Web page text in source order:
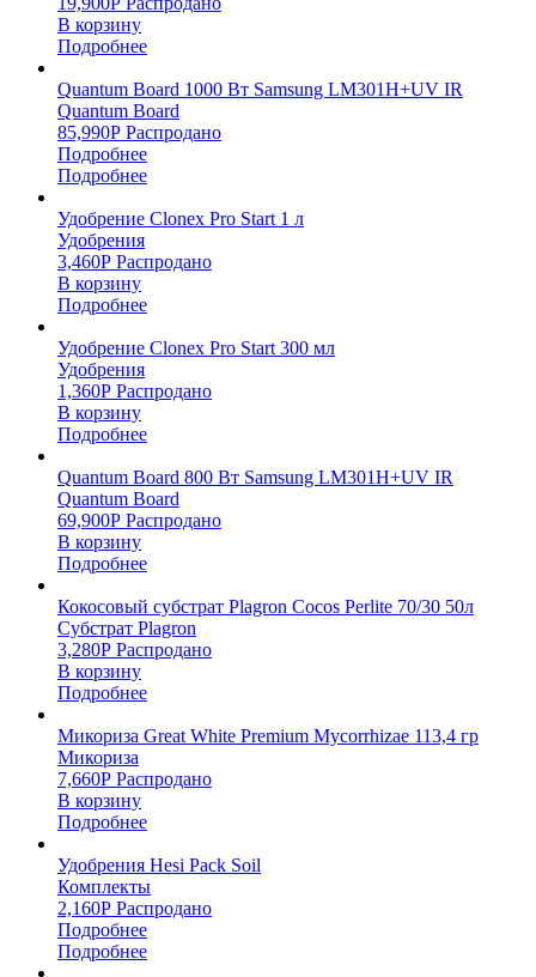
В корзину
Подробнее
Quantum Board 1000 Вт Samsung LM301H+UV IR
Quantum Board
85,990Р Распродано
Подробнее
Подробнее
Удобрение Clonex Pro Start 1 л
Удобрения
3,460Р Распродано
В корзину
Подробнее
Удобрение Clonex Pro Start 300 мл
Удобрения
1,360Р Распродано
В корзину
Подробнее
Quantum Board 800 Вт Samsung LM301H+UV IR
Quantum Board
69,900Р Распродано
В корзину
Подробнее
Кокосовый субстрат Plagron Cocos Perlite 70/30 50л
Субстрат Plagron
3,280Р Распродано
В корзину
Подробнее
Микориза Great White Premium Mycorrhizae 113,4 гр
Микориза
7,660Р Распродано
В корзину
Подробнее
Удобрения Hesi Pack Soil
Комплекты
2,160Р Распродано
Подробнее
Подробнее